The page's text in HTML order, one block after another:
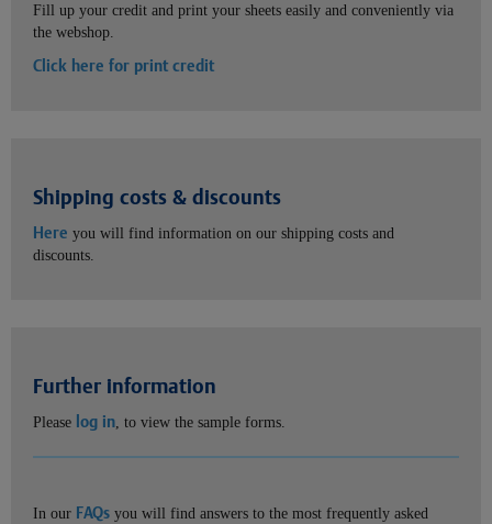
Fill up your credit and print your sheets easily and conveniently via
the webshop.
Click here for print credit
Shipping costs & discounts
Here you will find information on our shipping costs and
discounts.
Further information
Please log in, to view the sample forms.
In our FAQs you will find answers to the most frequently asked